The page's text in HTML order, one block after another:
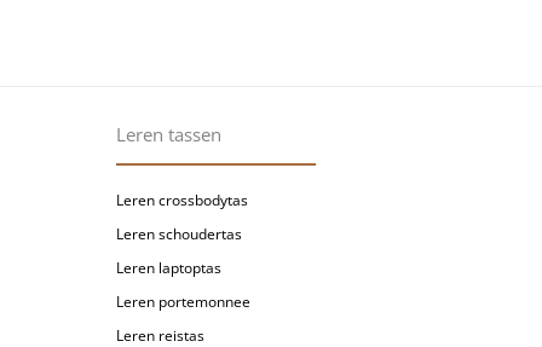
Leren tassen
Leren crossbodytas
Leren schoudertas
Leren laptoptas
Leren portemonnee
Leren reistas